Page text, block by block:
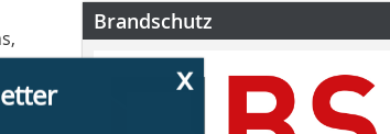
x
Brandschutz